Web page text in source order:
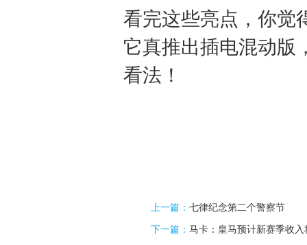
看完这些亮点，你觉
它真推出插电混动版
看法！
上一篇： 七律纪念第二个警察节
下一篇： 马卡：皇马预计新赛季收